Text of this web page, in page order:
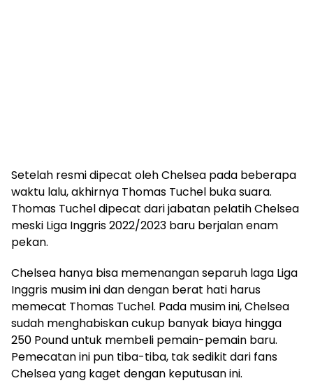
Setelah resmi dipecat oleh Chelsea pada beberapa
waktu lalu, akhirnya Thomas Tuchel buka suara.
Thomas Tuchel dipecat dari jabatan pelatih Chelsea
meski Liga Inggris 2022/2023 baru berjalan enam
pekan.
Chelsea hanya bisa memenangan separuh laga Liga
Inggris musim ini dan dengan berat hati harus
memecat Thomas Tuchel. Pada musim ini, Chelsea
sudah menghabiskan cukup banyak biaya hingga
250 Pound untuk membeli pemain-pemain baru.
Pemecatan ini pun tiba-tiba, tak sedikit dari fans
Chelsea yang kaget dengan keputusan ini.